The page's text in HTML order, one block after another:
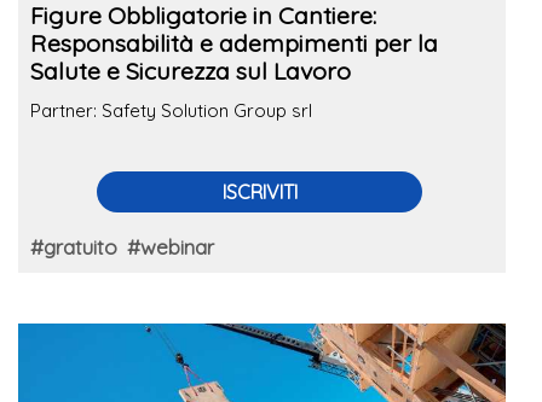
Figure Obbligatorie in Cantiere:
Responsabilità e adempimenti per la
Salute e Sicurezza sul Lavoro
Partner: Safety Solution Group srl
ISCRIVITI
#gratuito #webinar